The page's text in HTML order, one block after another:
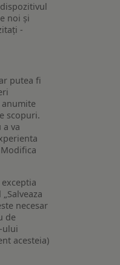
noi și
-
putea fi
scopuri.
va
necesar
de
ului
acesteia)